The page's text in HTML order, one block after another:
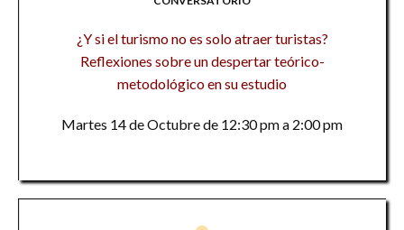
¿Y si el turismo no es solo atraer turistas?
Reflexiones sobre un despertar teórico-
metodológico en su estudio
Martes 14 de Octubre de 12:30 pm a 2:00 pm